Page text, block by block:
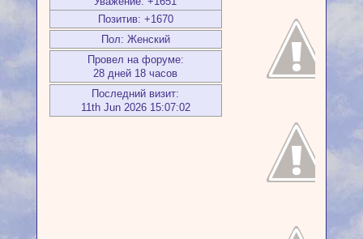
Позитив: +1670
Пол: Женский
Провел на форуме:
28 дней 18 часов
Последний визит:
11th Jun 2026 15:07:02